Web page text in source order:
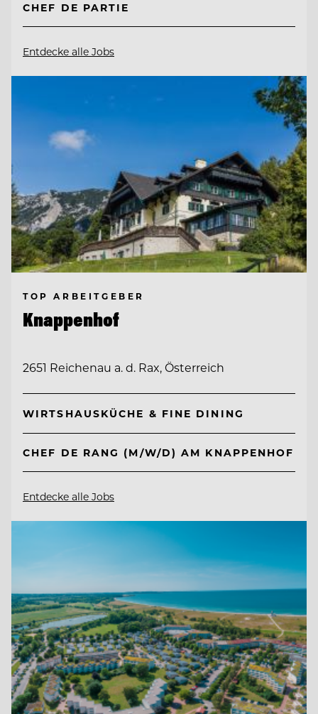
CHEF DE PARTIE
Entdecke alle Jobs
TOP ARBEITGEBER
Knappenhof
2651 Reichenau a. d. Rax, Österreich
WIRTSHAUSKÜCHE & FINE DINING
CHEF DE RANG (M/W/D) AM KNAPPENHOF
Entdecke alle Jobs